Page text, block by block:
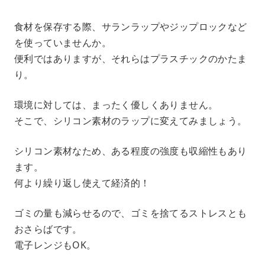
食材を保存する際、サランラップやジップロックなど
を使っていませんか。
便利ではありますが、それらはプラスチックのかたま
り。
環境に対しては、まったく優しくありません。
そこで、シリコン素材のラップに変えてみましょう。
シリコン素材なため、ある程度の強度も収縮性もあり
ます。
何より繰り返し使えて経済的！
ゴミの量も減らせるので、ゴミを捨てるストレスとも
おさらばです。
電子レンジもOK。